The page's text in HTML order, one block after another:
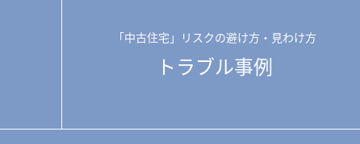
「中古住宅」リスクの避け方・見わけ方
トラブル事例